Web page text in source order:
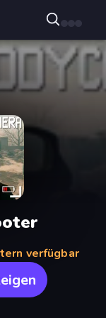
verfügbar